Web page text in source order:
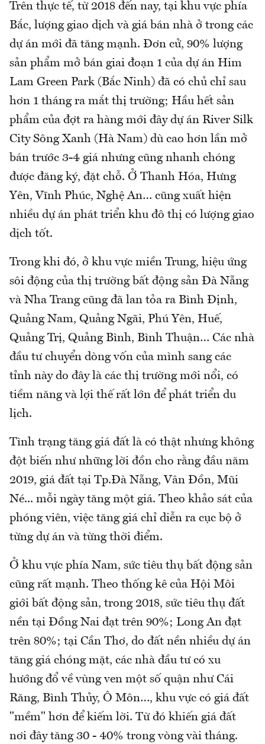
Trên thực tế, từ 2018 đến nay, tại khu vực phía
Bắc, lượng giao dịch và giá bán nhà ở trong các
dự án mới đã tăng mạnh. Đơn cử, 90% lượng
sản phẩm mở bán giai đoạn 1 của dự án Him
Lam Green Park (Bắc Ninh) đã có chủ chỉ sau
hơn 1 tháng ra mắt thị trường; Hầu hết sản
phẩm của đợt ra hàng mới đây dự án River Silk
City Sông Xanh (Hà Nam) dù cao hơn lần mở
bán trước 3-4 giá nhưng cũng nhanh chóng
được đăng ký, đặt chỗ. Ở Thanh Hóa, Hưng
Yên, Vĩnh Phúc, Nghệ An… cũng xuất hiện
nhiều dự án phát triển khu đô thị có lượng giao
dịch tốt.
Trong khi đó, ở khu vực miền Trung, hiệu ứng
sôi động của thị trường bất động sản Đà Nẵng
và Nha Trang cũng đã lan tỏa ra Bình Định,
Quảng Nam, Quảng Ngãi, Phú Yên, Huế,
Quảng Trị, Quảng Bình, Bình Thuận… Các nhà
đầu tư chuyển dòng vốn của mình sang các
tỉnh này do đây là các thị trường mới nổi, có
tiềm năng và lợi thế rất lớn để phát triển du
lịch.
Tình trạng tăng giá đất là có thật nhưng không
đột biến như những lời đồn cho rằng đầu năm
2019, giá đất tại Tp.Đà Nẵng, Vân Đồn, Mũi
Né... mỗi ngày tăng một giá. Theo khảo sát của
phóng viên, việc tăng giá chỉ diễn ra cục bộ ở
từng dự án và từng thời điểm.
Ở khu vực phía Nam, sức tiêu thụ bất động sản
cũng rất mạnh. Theo thống kê của Hội Môi
giới bất động sản, trong 2018, sức tiêu thụ đất
nền tại Đồng Nai đạt trên 90%; Long An đạt
trên 80%; tại Cần Thơ, do đất nền nhiều dự án
tăng giá chóng mặt, các nhà đầu tư có xu
hướng đổ về vùng ven một số quận như Cái
Răng, Bình Thủy, Ô Môn…, khu vực có giá đất
"mềm" hơn để kiếm lời. Từ đó khiến giá đất
nơi đây tăng 30 - 40% trong vòng vài tháng.